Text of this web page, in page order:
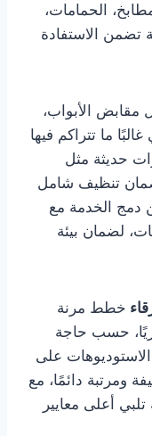
الحمامات،
تضمن الاستفادة
مقابض الأبواب،
ما تتراكم فيها
حديثة مثل
تنظيف شامل
دمج الخدمة مع
لضمان بيئة
خطط مرنة
حسب حاجة
على
ومرتبة دائمًا، مع
أعلى معايير